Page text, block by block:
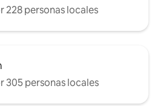
228 personas locales
305 personas locales